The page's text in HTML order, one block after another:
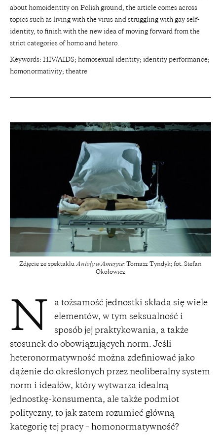
about homoidentity on Polish ground, the article comes across
topics such as living with the virus and struggling with gay self-
identity, to finish with the new idea of moving forward from the
strict categories of homo and hetero.
Keywords: HIV/AIDS; homosexual identity; identity performance;
homonormativity; theatre
Zdjęcie ze spektaklu Anioły w Ameryce: Tomasz Tyndyk; fot. Stefan
Okołowicz
N
a tożsamość jednostki składa się wiele
elementów, w tym seksualność i
sposób jej praktykowania, a także
stosunek do obowiązujących norm. Jeśli
heteronormatywność można zdefiniować jako
dążenie do określonych przez neoliberalny system
norm i ideałów, który wytwarza idealną
jednostkę-konsumenta, ale także podmiot
polityczny, to jak zatem rozumieć główną
kategorię tej pracy – homonormatywność?